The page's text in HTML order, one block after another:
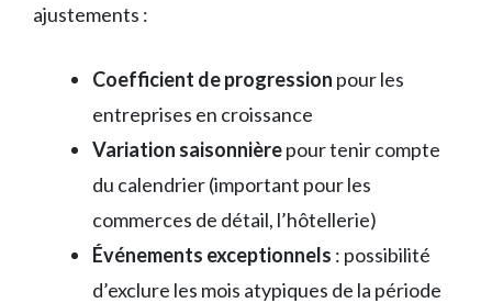
ajustements :
Coefficient de progression pour les
entreprises en croissance
Variation saisonnièrepour tenir compte
du calendrier (important pour les
commerces de détail, l’hôtellerie)
Événements exceptionnels : possibilité
d’exclure les mois atypiques de la période